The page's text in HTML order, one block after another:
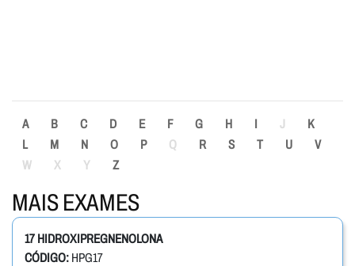
A B C D E F G H I J
K
L
M N O P Q R S T U
V
W
X Y Z
MAIS EXAMES
17 HIDROXIPREGNENOLONA
CÓDIGO: HPG17